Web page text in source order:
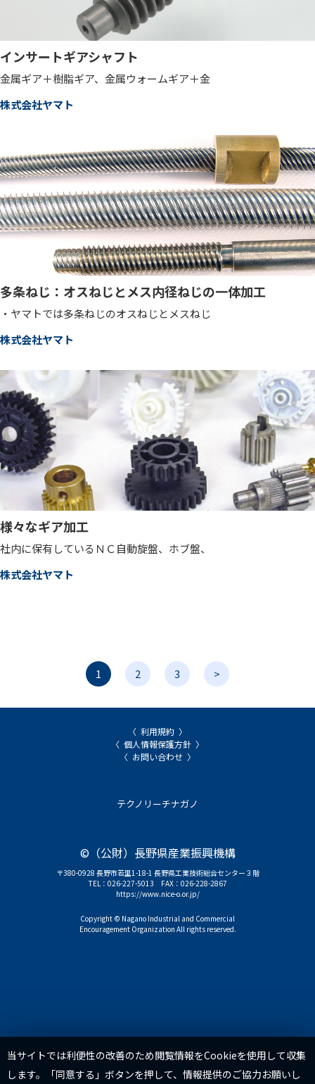
インサートギアシャフト
金属ギア＋樹脂ギア、金属ウォームギア＋金
株式会社ヤマト
多条ねじ：オスねじとメス内径ねじの一体加工
・ヤマトでは多条ねじのオスねじとメスねじ
株式会社ヤマト
様々なギア加工
社内に保有しているＮＣ自動旋盤、ホブ盤、
株式会社ヤマト
1 2 3 >
利用規約
個人情報保護方針
お問い合わせ
テクノリーチナガノ
©（公財）長野県産業振興機構
〒380-0928 長野市若里1-18-1 長野県工業技術総合センター３階
TEL： 026-227-5013 FAX：026-228-2867
https://www.nice-o.or.jp/
Copyright © Nagano Industrial and Commercial
Encouragement Organization All rights reserved.
当サイトでは利便性の改善のため閲覧情報をCookieを使用して収集
します。「同意する」ボタンを押して、情報提供のご協力お願いし